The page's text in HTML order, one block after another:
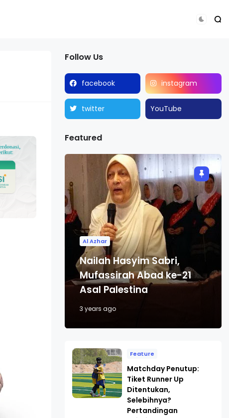
Follow Us
facebook instagram
twitter YouTube
Featured
Al Azhar
Nailah Hasyim Sabri,
Mufassirah Abad ke-21
Asal Palestina
3 years ago
Feature
Matchday Penutup:
Tiket Runner Up
Ditentukan,
Selebihnya?
Pertandingan